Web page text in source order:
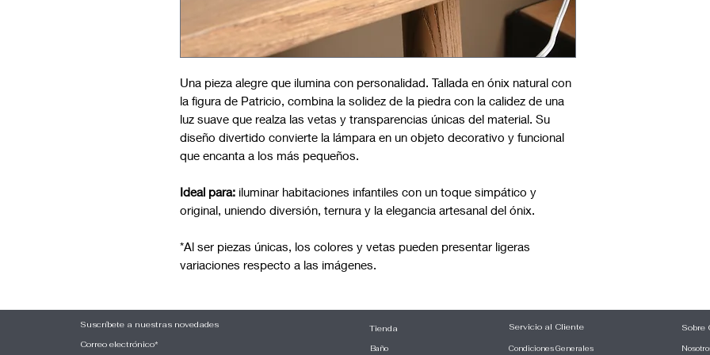
Una pieza alegre que ilumina con personalidad. Tallada en ónix natural con
la figura de Patricio, combina la solidez de la piedra con la calidez de una
luz suave que realza las vetas y transparencias únicas del material. Su
diseño divertido convierte la lámpara en un objeto decorativo y funcional
que encanta a los más pequeños.
Ideal para: iluminar habitaciones infantiles con un toque simpático y
original, uniendo diversión, ternura y la elegancia artesanal del ónix.
*Al ser piezas únicas, los colores y vetas pueden presentar ligeras
variaciones respecto a las imágenes.
Suscríbete a nuestras novedades
Correo electrónico*
Tienda
Baño
Servicio al Cliente
Condiciones Generales
Sobre